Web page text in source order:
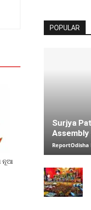
ନୂଆ
POPULAR
Surjya
ReportOdisha